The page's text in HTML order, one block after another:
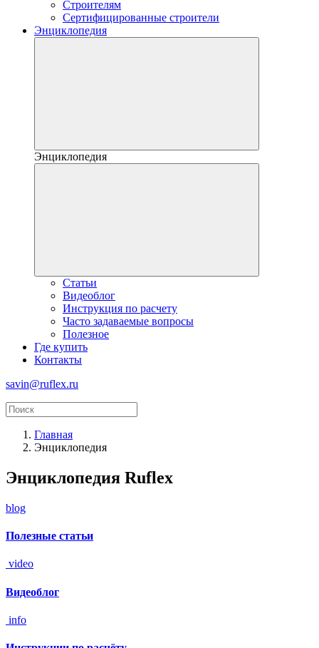
Строителям
Сертифицированные строители
Энциклопедия
Энциклопедия
Статьи
Видеоблог
Инструкция по расчету
Часто задаваемые вопросы
Полезное
Где купить
Контакты
savin@ruflex.ru
Главная
Энциклопедия
Энциклопедия Ruflex
blog
Полезные статьи
video
Видеоблог
info